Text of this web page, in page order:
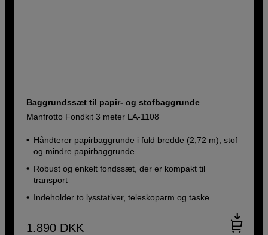
Baggrundssæt til papir- og stofbaggrunde
Manfrotto Fondkit 3 meter LA-1108
Håndterer papirbaggrunde i fuld bredde (2,72 m), stof
og mindre papirbaggrunde
Robust og enkelt fondssæt, der er kompakt til
transport
Indeholder to lysstativer, teleskoparm og taske
1.890 DKK